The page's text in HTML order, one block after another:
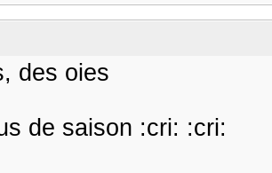
des oies
de saison :cri: :cri: